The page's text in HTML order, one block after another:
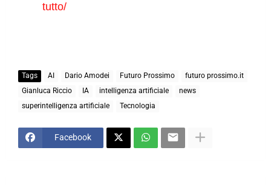
tutto/
Tags AI Dario Amodei Futuro Prossimo
futuro prossimo.it
Gianluca Riccio
IA intelligenza artificiale
news
superintelligenza artificiale
Tecnologia
Facebook